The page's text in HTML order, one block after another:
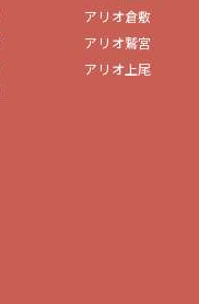
アリオ倉敷
アリオ鷲宮
アリオ上尾